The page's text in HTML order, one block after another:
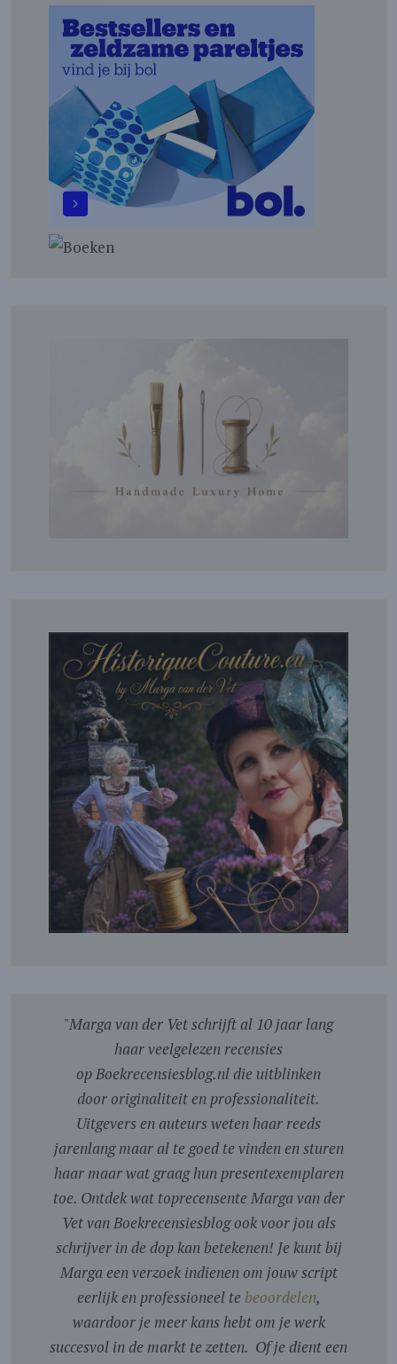
"Marga van der Vet schrijft al 10 jaar lang
haar veelgelezen recensies
op Boekrecensiesblog.nl die uitblinken
door originaliteit en professionaliteit.
Uitgevers en auteurs weten haar reeds
jarenlang maar al te goed te vinden en sturen
haar maar wat graag hun presentexemplaren
toe. Ontdek wat toprecensente Marga van der
Vet van Boekrecensiesblog ook voor jou als
schrijver in de dop kan betekenen! Je kunt bij
Marga een verzoek indienen om jouw script
eerlijk en professioneel te beoordelen,
waardoor je meer kans hebt om je werk
succesvol in de markt te zetten. Of je dient een